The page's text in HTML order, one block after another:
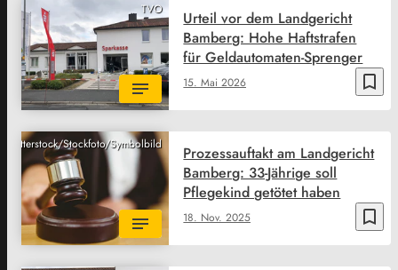
TVO
bookmark_border
15. Mai 2026
Urteil vor dem Landgericht
Bamberg: Hohe Haftstrafen
für Geldautomaten-Sprenger
Shutterstock/Stockfoto/Symbolbild
bookmark_border
18. Nov. 2025
Prozessauftakt am Landgericht
Bamberg: 33-Jährige soll
Pflegekind getötet haben